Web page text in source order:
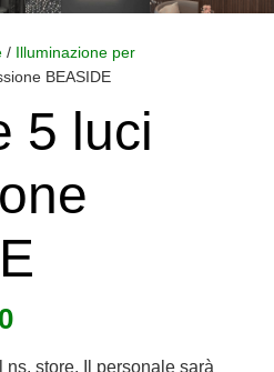
/ Illuminazione per
BEASIDE
5 luci
Il
ns. store. Il personale sarà